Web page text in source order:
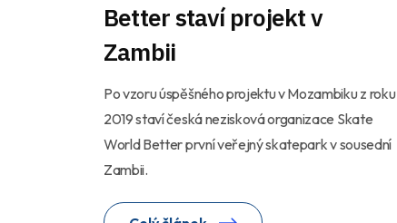
Better staví projekt v
Zambii
Po vzoru úspěšného projektu v Mozambiku z roku
2019 staví česká nezisková organizace Skate
World Better první veřejný skatepark v sousední
Zambii.